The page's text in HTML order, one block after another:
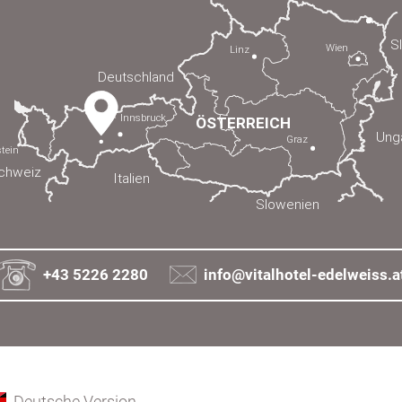
+43 5226 2280 info@vitalhotel-